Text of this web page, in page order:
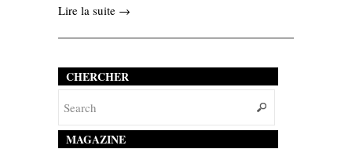
Lire la suite →
CHERCHER
MAGAZINE